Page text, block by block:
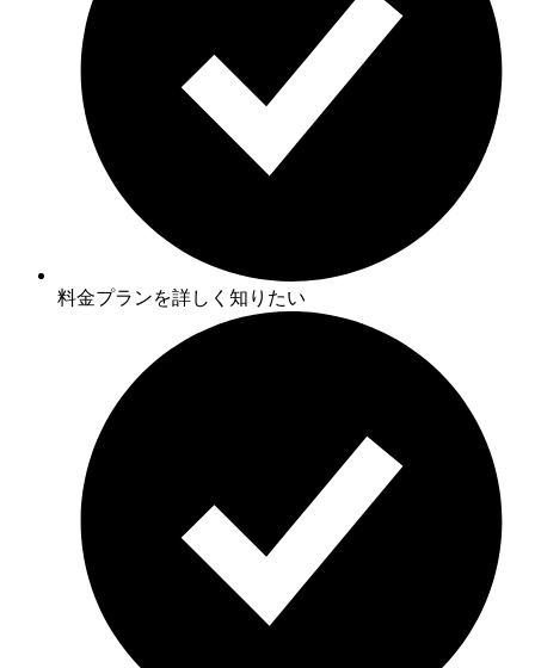
料金プランを詳しく知りたい